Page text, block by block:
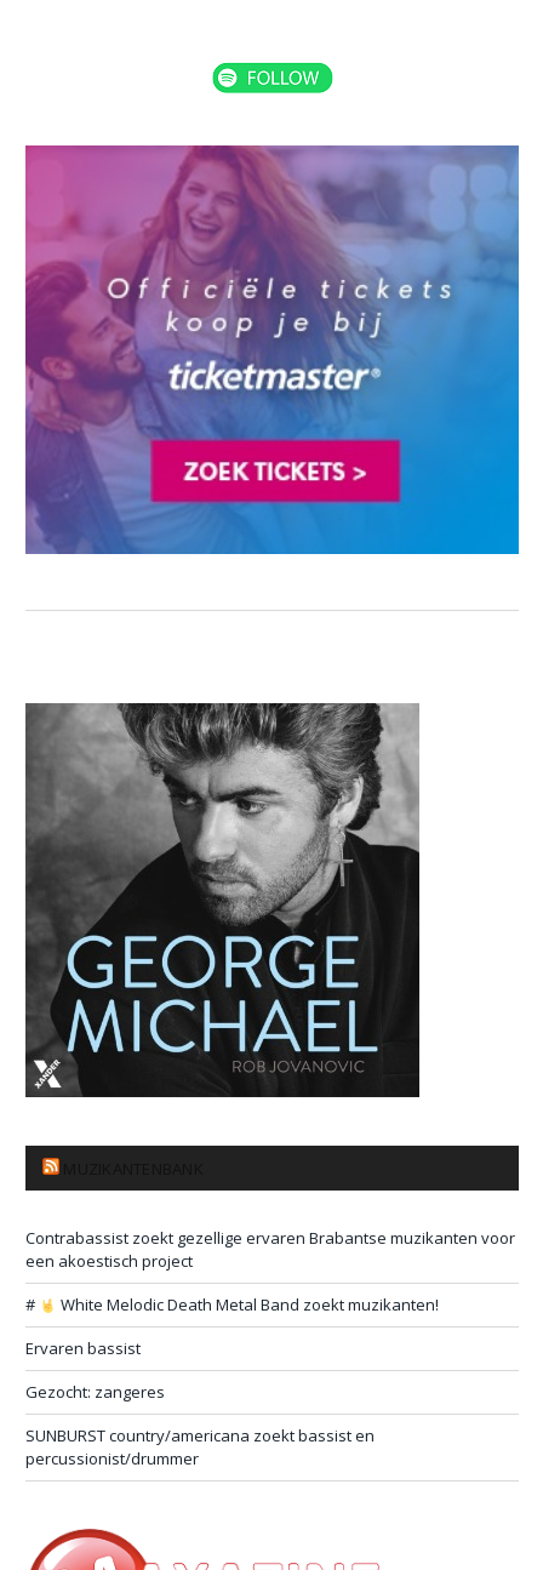
Contrabassist zoekt gezellige ervaren Brabantse muzikanten voor
een akoestisch project
#
White Melodic Death Metal Band zoekt muzikanten!
Ervaren bassist
Gezocht: zangeres
SUNBURST country/americana zoekt bassist en
percussionist/drummer